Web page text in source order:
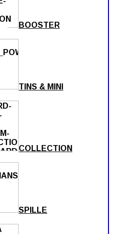
BOOSTER
TINS & MINI
COLLECTION
SPILLE